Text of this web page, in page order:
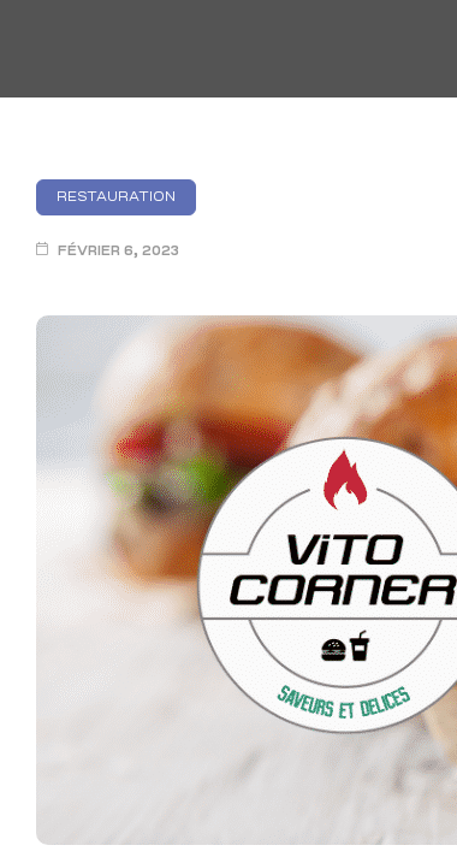
RESTAURATION
FÉVRIER 6, 2023